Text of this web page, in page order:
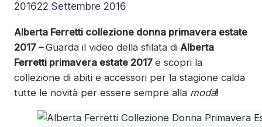
201622 Settembre 2016
Alberta Ferretti collezione donna primavera estate
2017 –Guarda il video della sfilata di Alberta
Ferretti primavera estate 2017 e scopri la
collezione di abiti e accessori per la stagione calda
tutte le novità per essere sempre alla moda!